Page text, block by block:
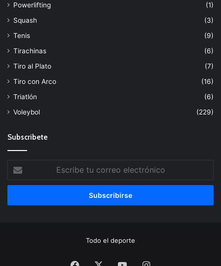
Powerlifting
(1)
Squash
(3)
Tenis
(9)
Tirachinas
(6)
Tiro al Plato
(7)
Tiro con Arco
(16)
Triatlón
(6)
Voleybol
(229)
Subscribete
tu
correo
Todo el deporte